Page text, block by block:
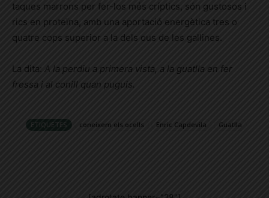
taques marrons per fer-los més críptics, són gustosos i
rics en proteïna, amb una aportació energètica tres o
quatre cops superior a la dels ous de les gallines.
La dita: A la perdiu a primera vista, a la guatlla en fer
fressa i al conill quan puguis.
ETIQUETES coneixem els ocells Enric Capdevila Guatlla